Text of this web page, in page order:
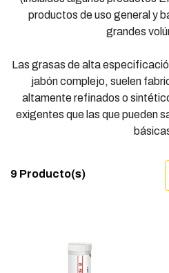
productos de uso general y
grandes
Las grasas de alta
jabón complejo, suelen
altamente refinados o
exigentes que las que pueden
9 Producto(s)